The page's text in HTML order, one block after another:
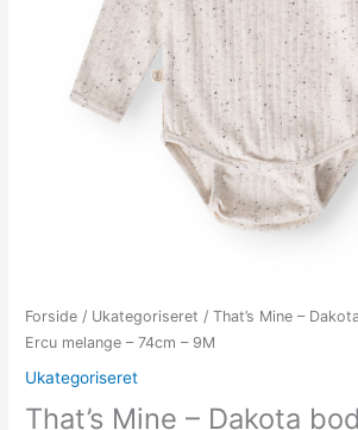
Forside / Ukategoriseret / That’s Mine –
Ercu melange – 74cm – 9M
Ukategoriseret
That’s Mine – Dakota